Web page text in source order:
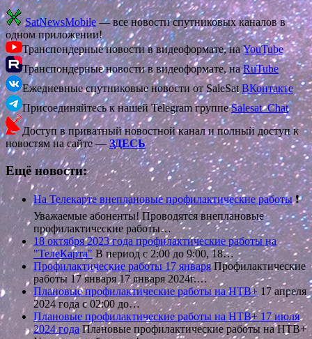
SatNewsMobile— все новости спутниковых каналов в
одном приложении!
Транспондерные новости в видеоформате, наYouTube
Транспондерные новости в видеоформате, наRuTube
Ежедневные спутниковые новости от SaleSatВКонтакте
Присоединяйтесь к нашей Telegram группеSalesat_Chat
Доступ в приватный новостной канал и полный доступ к
новостям на сайте —ЗДЕСЬ
Ещё новости:
На Телекарте внеплановые профилактические работы❗️
Уважаемые абоненты! Проводятся внеплановые
профилактические работы…
18 октября 2023 года профилактические работы на
"ТелеКарта"В период с 2:00 до 9:00, 18…
Профилактические работы 17 январяПрофилактические
работы 17 января 17 января 2024г.…
Плановые профилактические работы на НТВ+ 17 апреля
2024 года с 02:00 до…
Плановые профилактические работы на НТВ+ 17 июля
2024 годаПлановые профилактические работы на НТВ+